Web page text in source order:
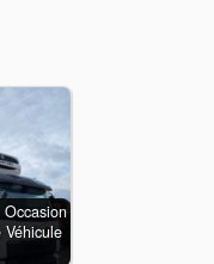
Véhicule